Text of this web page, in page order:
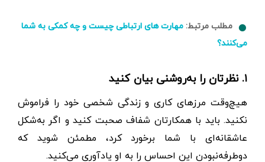
مطلب مرتبط: مهارت های ارتباطی چیست و چه کمکی به شما
می‌کنند؟
۱. نظرتان را به‌روشنی بیان کنید
هیچ‌وقت مرزهای کاری و زندگی شخصی خود را فراموش
نکنید. باید با همکارتان شفاف صحبت کنید و اگر به‌شکل
عاشقانه‌ای با شما برخورد کرد، مطمئن شوید که
دوطرفه‌نبودن این احساس را به او یادآوری می‌کنید.